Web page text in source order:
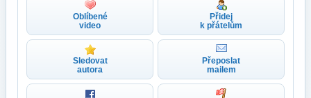
Oblíbené
video
Přidej
k přátelům
Sledovat
autora
Přeposlat
mailem